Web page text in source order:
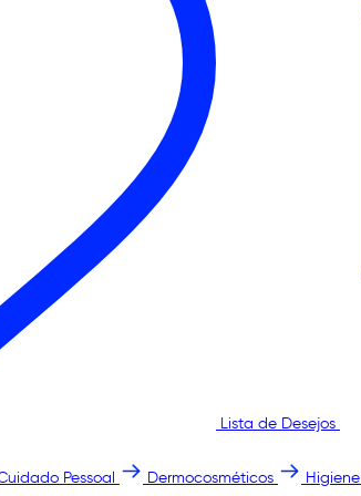
Lista de Desejos
Pessoal Dermocosméticos Higiene